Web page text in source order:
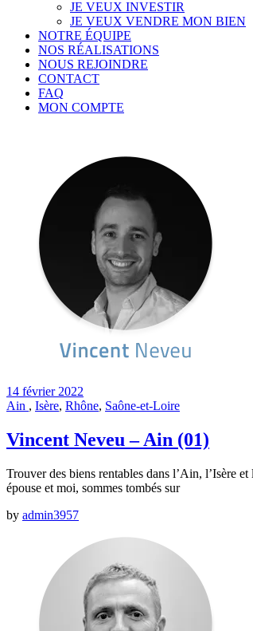
JE VEUX INVESTIR
JE VEUX VENDRE MON BIEN
NOTRE ÉQUIPE
NOS RÉALISATIONS
NOUS REJOINDRE
CONTACT
FAQ
MON COMPTE
14 février 2022
Ain , Isère, Rhône, Saône-et-Loire
Vincent Neveu – Ain (01)
Trouver des biens rentables dans l’Ain, l’Isère
épouse et moi, sommes tombés sur
by admin3957